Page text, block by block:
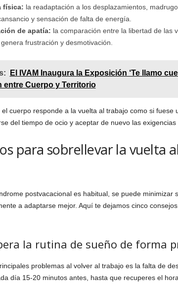
física: la readaptación a los desplazamientos,
y sensación de falta de energía.
de apatía: la comparación entre la libertad de las
frustración y desmotivación.
El IVAM Inaugura la Exposición ‘Te llamo
entre Cuerpo y Territorio
el cuerpo responde a la vuelta al trabajo como si fuese
del tiempo de ocio y aceptar de nuevo las
para sobrellevar la vuelta
postvacacional es habitual, se puede minimizar
a adaptarse mejor. Aquí te dejamos cinco
la rutina de sueño de forma
problemas al volver al trabajo es la falta de
día 15-20 minutos antes, hasta que recuperes el